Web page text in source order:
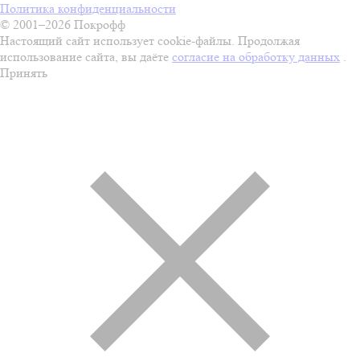
Политика конфиденциальности
© 2001–2026 Покрофф
Настоящий сайт использует cookie-файлы. Продолжая
использование сайта, вы даёте согласие на обработку данных .
Принять